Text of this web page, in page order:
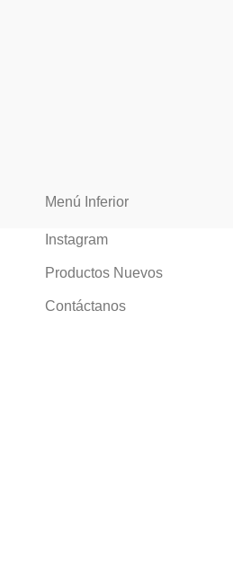
Menú Inferior
Instagram
Productos Nuevos
Contáctanos